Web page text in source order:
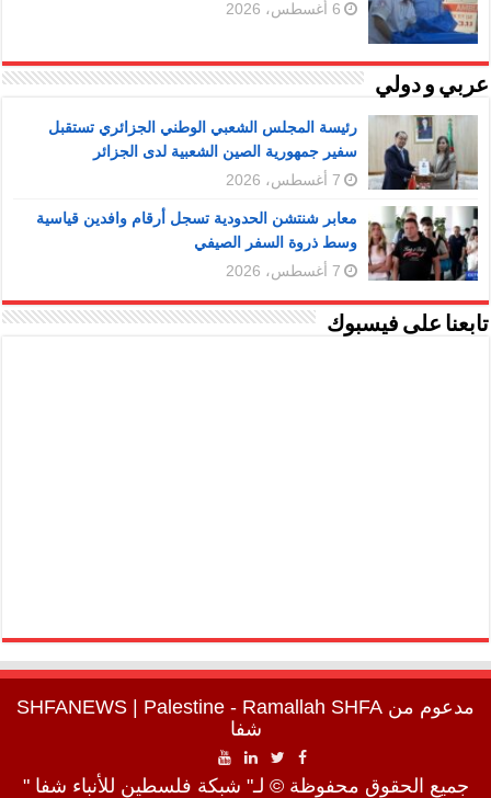
6 أغسطس، 2026
عربي و دولي
رئيسة المجلس الشعبي الوطني الجزائري تستقبل
سفير جمهورية الصين الشعبية لدى الجزائر
7 أغسطس، 2026
معابر شنتشن الحدودية تسجل أرقام وافدين قياسية
وسط ذروة السفر الصيفي
7 أغسطس، 2026
تابعنا على فيسبوك
مدعوم من SHFANEWS | Palestine - Ramallah SHFA
شفا
جميع الحقوق محفوظة © لـ" شبكة فلسطين للأنباء شفا "